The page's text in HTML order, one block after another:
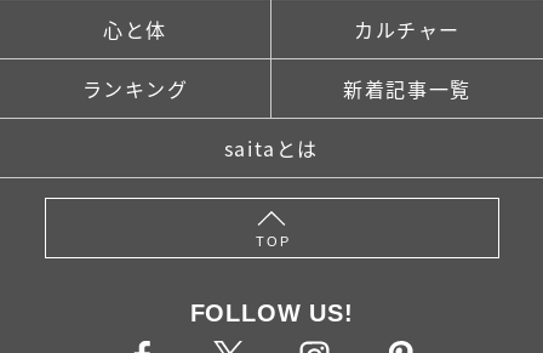
心と体 カルチャー
ランキング 新着記事一覧
saitaとは
TOP
FOLLOW US!